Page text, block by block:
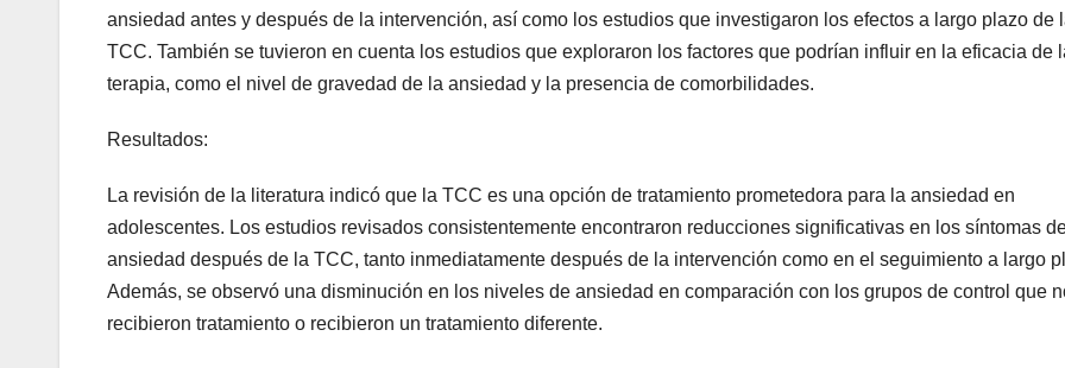
ansiedad antes y después de la intervención, así como los estudios que investigaron los efectos a largo plazo de
TCC. También se tuvieron en cuenta los estudios que exploraron los factores que podrían influir en la eficacia de
terapia, como el nivel de gravedad de la ansiedad y la presencia de comorbilidades.
Resultados:
La revisión de la literatura indicó que la TCC es una opción de tratamiento prometedora para la ansiedad en
adolescentes. Los estudios revisados consistentemente encontraron reducciones significativas en los síntomas
ansiedad después de la TCC, tanto inmediatamente después de la intervención como en el seguimiento a largo
Además, se observó una disminución en los niveles de ansiedad en comparación con los grupos de control que
recibieron tratamiento o recibieron un tratamiento diferente.